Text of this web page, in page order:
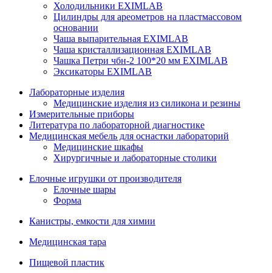
Холодильники EXIMLAB
Цилиндры для ареометров на пластмассовом
основании
Чаша выпарительная EXIMLAB
Чаша кристаллизационная EXIMLAB
Чашка Петри чбн-2 100*20 мм EXIMLAB
Эксикаторы EXIMLAB
Лабораторные изделия
Медицинские изделия из силикона и резины
Измерительные приборы
Литература по лабораторной диагностике
Медицинская мебель для оснастки лабораторий
Медицинские шкафы
Хирургичные и лабораторные столики
Елочные игрушки от производителя
Елочные шары
Форма
Канистры, емкости для химии
Медицинская тара
Пищевой пластик